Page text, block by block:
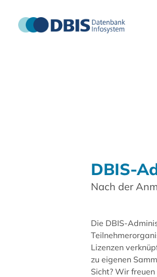
DBIS-
Nach der
Die DBIS-
Lizenzen
zu eigenen
Sicht? Wir